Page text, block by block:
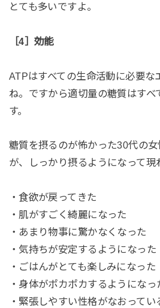
とても多いですよ。
［4］効能
ATPはすべての生命活動に必要な
ね。ですから適切量の糖質はすべ
す。
糖質を摂るのが怖かった30代の
が、しっかり摂るようになって現
・食欲が戻ってきた
・肌がすごく綺麗になった
・あまり物事に驚かなくなった
・気持ちが安定するようになった
・ごはんがとても楽しみになった
・身体がポカポカするようになっ
・緊張しやすい性格がなおってい